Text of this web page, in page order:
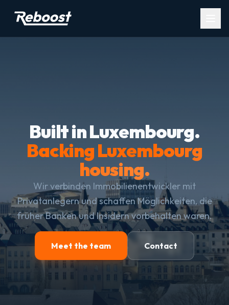
Built in Luxembourg.
Backing Luxembourg
housing.
Wir verbinden Immobilienentwickler mit
Privatanlegern und schaffen Möglichkeiten, die
früher Banken und Insidern vorbehalten waren.
Meet the team Contact